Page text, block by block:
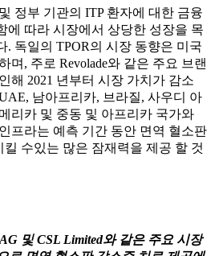
정부 기관의 ITP 환자에 대한 금융
에 따라 시장에서 상당한 성장을 목
. 독일의 TPOR의 시장 동향은 미국
며, 주로 Revolade와 같은 주요 브랜
해 2021 년부터 시장 가치가 감소
남아프리카, 브라질, 사우디 아
리카 및 중동 및 아프리카 국가와
프라는 예측 기간 동안 면역 혈소판
수있는 많은 잠재력을 제공 할 것
및 CSL Limited와 같은 주요 시장